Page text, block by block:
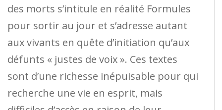
des morts s’intitule en réalité Formules
pour sortir au jour et s’adresse autant
aux vivants en quête d’initiation qu’aux
défunts « justes de voix ». Ces textes
sont d’une richesse inépuisable pour qui
recherche une vie en esprit, mais